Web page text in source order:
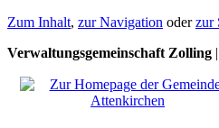
Zum Inhalt, zur Navigation oderzur
Verwaltungsgemeinschaft Zolling